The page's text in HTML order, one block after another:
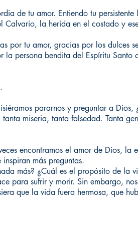
de tu amor. Entiendo tu
Calvario, la herida en el costado y
por tu amor, gracias por los dulces
persona bendita del Espíritu Santo
pararnos y preguntar a Dios,
miseria, tanta falsedad. Tanta
encontramos el amor de Dios, la
más preguntas.
más? ¿Cuál es el propósito de la
para sufrir y morir. Sin embargo, nos
que la vida fuera hermosa, que